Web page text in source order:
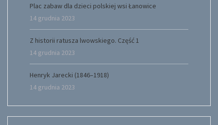
Plac zabaw dla dzieci polskiej wsi Łanowice
14 grudnia 2023
Z historii ratusza lwowskiego. Część 1
14 grudnia 2023
Henryk Jarecki (1846–1918)
14 grudnia 2023